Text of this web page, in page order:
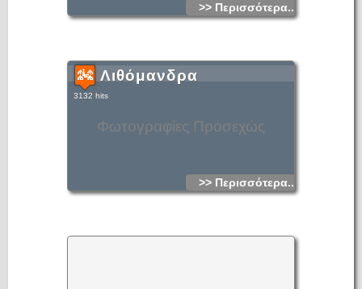
>> Περισσότερα...
Φωτογραφίες Προσεχώς
Λιθόμανδρα
3132 hits
>> Περισσότερα...